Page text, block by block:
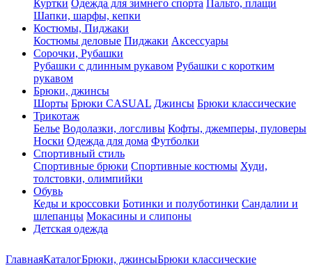
Куртки Одежда для зимнего спорта Пальто, плащи
Шапки, шарфы, кепки
Костюмы, Пиджаки
Костюмы деловые Пиджаки Аксессуары
Сорочки, Рубашки
Рубашки с длинным рукавом Рубашки с коротким
рукавом
Брюки, джинсы
Шорты Брюки CASUAL Джинсы Брюки классические
Трикотаж
Белье Водолазки, логсливы Кофты, джемперы, пуловеры
Носки Одежда для дома Футболки
Спортивный стиль
Спортивные брюки Спортивные костюмы Худи,
толстовки, олимпийки
Обувь
Кеды и кроссовки Ботинки и полуботинки Сандалии и
шлепанцы Мокасины и слипоны
Детская одежда
ГлавнаяКаталогБрюки, джинсыБрюки классические